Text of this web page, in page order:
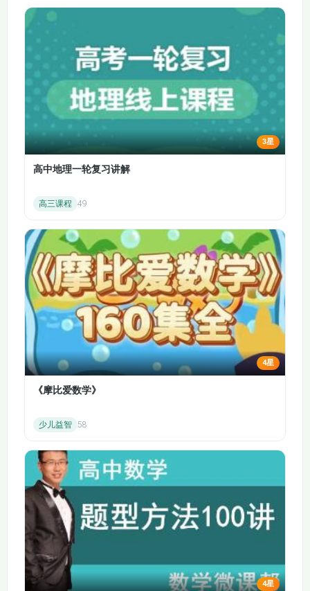
第90节：错中求解.
懂、学得会、记得牢，在潜移默化中建立完整
的数学思维。
课程内容体系完整，由浅入深、层层递进，从
最基础的数字认知、点数数数开始，逐步进阶
到数物对应、数量比较、加减运算、图形认
知、逻辑推理、时间认识、巧算技巧等内容，
覆盖学前数学全模块核心知识。课程从中文版
先导动画《乌菲散步》开启，用温馨有趣的小
故事吸引孩子注意力，随后依次展开基础数
数、数理概念、运算启蒙、几何图形、逻辑应
儿接受节奏，不会让孩子觉得吃力、反感。不
美适配，帮助孩子稳步提升数学能力。
本课程主打趣味化、生活化、启蒙化，所有知
识点都贴近孩子日常生活，用孩子熟悉的事物
举例，让数学不再空洞难懂。比如教数量比
较，用玩具、零食做参照物；教空间方位，结
合日常摆放、排队场景；教图形，用身边的物
品举例，让孩子明白数学无处不在，培养数学
应用意识。课程重点培养孩子的数感、观察
力、逻辑推理能力和动手能力，除了基础运
算，还加入排队问题、移多补少、错中求解、
趣味计数等思维拓展内容，全面开发孩子大
让孩子学会思考。
相比于书本、习题册等枯燥的启蒙方式，动画
课更受幼儿喜爱。色彩明亮的画面、可爱的卡
通角色、有趣的故事情节，能牢牢抓住孩子的
注意力，激发主动学习的兴趣，不用家长时刻
督促，孩子也能主动观看学习。课程时长适
中，贴合幼儿注意力集中时长，每节课聚焦一
个核心知识点，讲解透彻、不拖沓，家长可以
陪着孩子一起观看，增进亲子互动的同时，轻
松完成数学启蒙。课程涵盖基础认知、运算技
3星
高中地理一轮复习讲解
高三课程 49
4星
《摩比爱数学》
少儿益智 58
4星